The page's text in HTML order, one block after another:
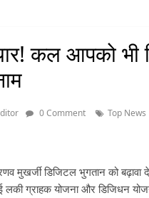
कल आपको भी
0 Comment Top News
मुखर्जी डिजिटल भुगतान को
लकी ग्राहक योजना और डिजिधन